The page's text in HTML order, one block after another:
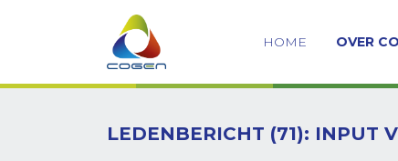
HOME OVER
LEDENBERICHT (71): INPUT